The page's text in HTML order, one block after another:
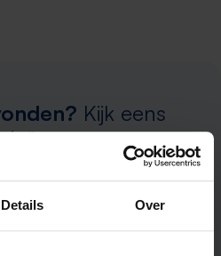
Details Over
Kijk eens